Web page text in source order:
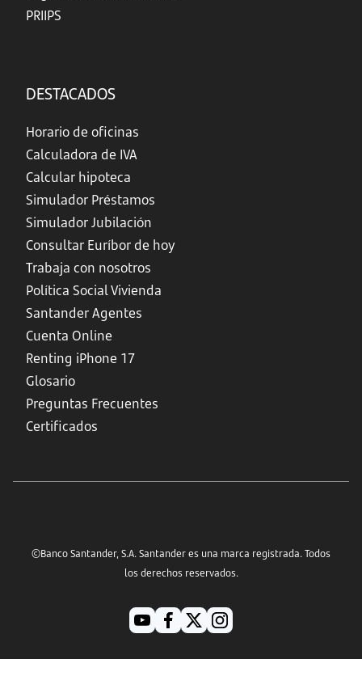
PRIIPS
DESTACADOS
Horario de oficinas
Calculadora de IVA
Calcular hipoteca
Simulador Préstamos
Simulador Jubilación
Consultar Euríbor de hoy
Trabaja con nosotros
Política Social Vivienda
Santander Agentes
Cuenta Online
Renting iPhone 17
Glosario
Preguntas Frecuentes
Certificados
©Banco Santander, S.A. Santander es una marca registrada. Todos
los derechos reservados.